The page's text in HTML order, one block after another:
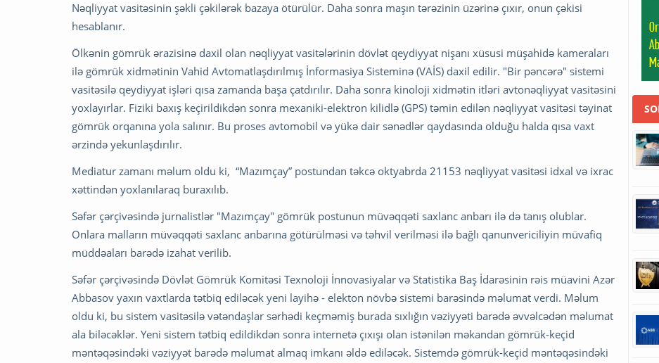
Nəqliyyat vasitəsinin şəkli çəkilərək bazaya ötürülür. Daha sonra maşın tərəzinin üzərinə çıxır, onun çəkisi
hesablanır.
Ölkənin gömrük ərazisinə daxil olan nəqliyyat vasitələrinin dövlət qeydiyyat nişanı xüsusi müşahidə kameraları
ilə gömrük xidmətinin Vahid Avtomatlaşdırılmış İnformasiya Sisteminə (VAİS) daxil edilir. "Bir pəncərə" sistemi
vasitəsilə qeydiyyat işləri qısa zamanda başa çatdırılır. Daha sonra kinoloji xidmətin itləri avtonəqliyyat vasitəsini
yoxlayırlar. Fiziki baxış keçirildikdən sonra mexaniki-elektron kilidlə (GPS) təmin edilən nəqliyyat vasitəsi təyinat
gömrük orqanına yola salınır. Bu proses avtomobil və yükə dair sənədlər qaydasında olduğu halda qısa vaxt
ərzində yekunlaşdırılır.
Mediatur zamanı məlum oldu ki, “Mazımçay” postundan təkcə oktyabrda 21153 nəqliyyat vasitəsi idxal və ixrac
xəttindən yoxlanılaraq buraxılıb.
Səfər çərçivəsində jurnalistlər "Mazımçay" gömrük postunun müvəqqəti saxlanc anbarı ilə də tanış olublar.
Onlara malların müvəqqəti saxlanc anbarına götürülməsi və təhvil verilməsi ilə bağlı qanunvericiliyin müvafiq
müddəaları barədə izahat verilib.
Səfər çərçivəsində Dövlət Gömrük Komitəsi Texnoloji İnnovasiyalar və Statistika Baş İdarəsinin rəis müavini Azər
Abbasov yaxın vaxtlarda tətbiq ediləcək yeni layihə - elekton növbə sistemi barəsində məlumat verdi. Məlum
oldu ki, bu sistem vasitəsilə vətəndaşlar sərhədi keçməmiş burada sıxlığın vəziyyəti barədə əvvəlcədən məlumat
ala biləcəklər. Yeni sistem tətbiq edildikdən sonra internetə çıxışı olan istənilən məkandan gömrük-keçid
məntəqəsindəki vəziyyət barədə məlumat almaq imkanı əldə ediləcək. Sistemdə gömrük-keçid məntəqəsindəki